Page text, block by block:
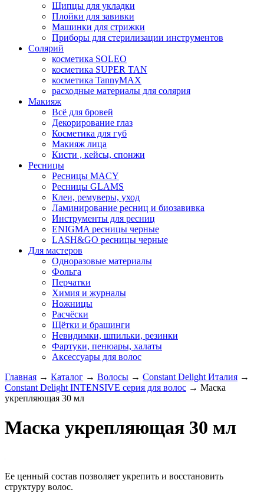
Щипцы для укладки
Плойки для завивки
Машинки для стрижки
Приборы для стерилизации инструментов
Солярий
косметика SOLEO
косметика SUPER TAN
косметика TannyMAX
расходные материалы для солярия
Макияж
Всё для бровей
Декорирование глаз
Косметика для губ
Макияж лица
Кисти , кейсы, спонжи
Ресницы
Ресницы MACY
Ресницы GLAMS
Клеи, ремуверы, уход
Ламинирование ресниц и биозавивка
Инструменты для ресниц
ENIGMA ресницы черные
LASH&GO ресницы черные
Для мастеров
Одноразовые материалы
Фольга
Перчатки
Химия и журналы
Ножницы
Расчёски
Щётки и брашинги
Невидимки, шпильки, резинки
Фартуки, пенюары, халаты
Аксессуары для волос
Главная → Каталог → Волосы → Constant Delight Италия →
Constant Delight INTENSIVE серия для волос → Маска
укрепляющая 30 мл
Маска укрепляющая 30 мл
Ее ценный состав позволяет укрепить и восстановить
структуру волос.